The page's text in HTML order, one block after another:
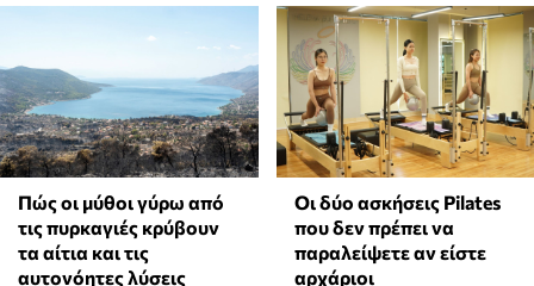
Πώς οι μύθοι γύρω από
τις πυρκαγιές κρύβουν
τα αίτια και τις
αυτονόητες λύσεις
Οι δύο ασκήσεις Pilates
που δεν πρέπει να
παραλείψετε αν είστε
αρχάριοι